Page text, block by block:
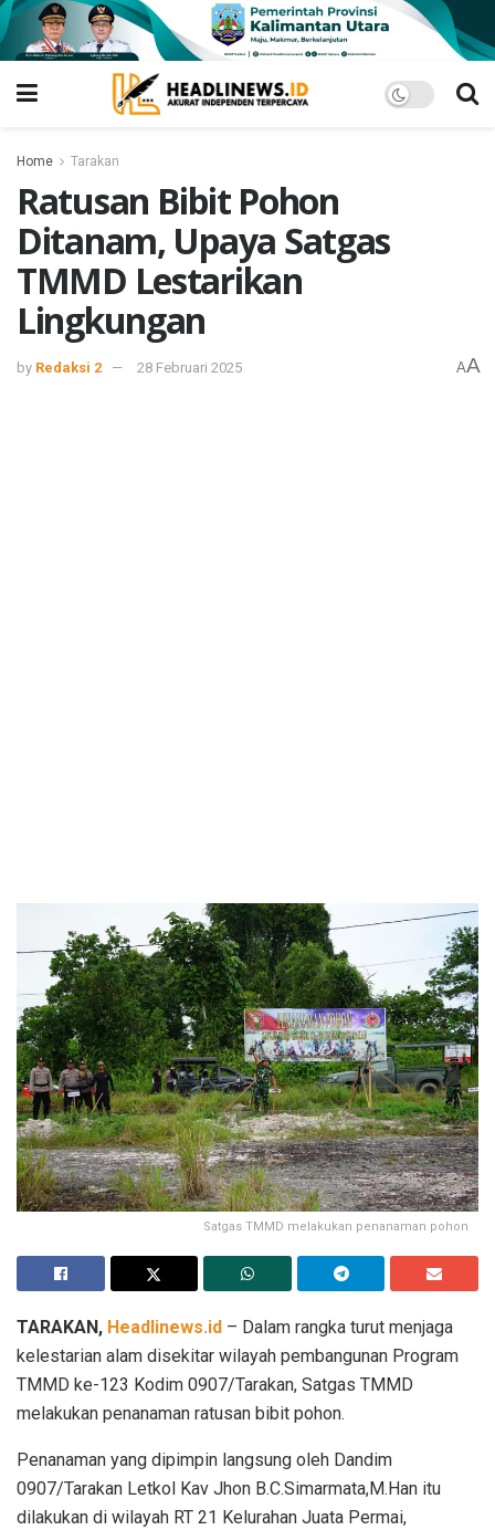
Home Tarakan
Ratusan Bibit Pohon
Ditanam, Upaya Satgas
TMMD Lestarikan
Lingkungan
by Redaksi 2 28 Februari 2025 AA
Satgas TMMD melakukan penanaman pohon
TARAKAN, Headlinews.id – Dalam rangka turut menjaga
kelestarian alam disekitar wilayah pembangunan Program
TMMD ke-123 Kodim 0907/Tarakan, Satgas TMMD
melakukan penanaman ratusan bibit pohon.
Penanaman yang dipimpin langsung oleh Dandim
0907/Tarakan Letkol Kav Jhon B.C.Simarmata,M.Han itu
dilakukan di wilayah RT 21 Kelurahan Juata Permai,